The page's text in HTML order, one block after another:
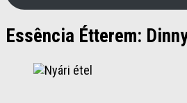
Essência Étterem: